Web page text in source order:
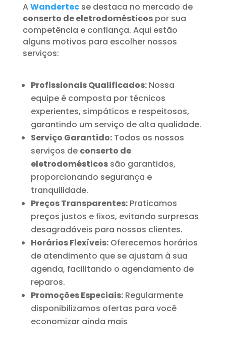
AWandertecse destaca no mercado de
conserto de eletrodomésticospor sua
competência e confiança. Aqui estão
alguns motivos para escolher nossos
serviços:
Profissionais Qualificados:Nossa
equipe é composta por técnicos
experientes, simpáticos e respeitosos,
garantindo um serviço de alta qualidade.
Serviço Garantido:Todos os nossos
serviços de conserto de
eletrodomésticossão garantidos,
proporcionando segurança e
tranquilidade.
Preços Transparentes:Praticamos
preços justos e fixos, evitando surpresas
desagradáveis para nossos clientes.
Horários Flexíveis:Oferecemos horários
de atendimento que se ajustam à sua
agenda, facilitando o agendamento de
reparos.
Promoções Especiais:Regularmente
disponibilizamos ofertas para você
economizar ainda mais